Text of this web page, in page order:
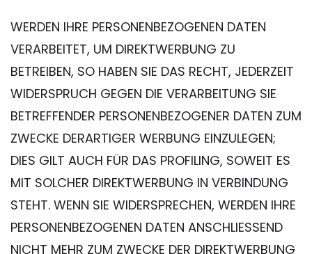
WERDEN IHRE PERSONENBEZOGENEN DATEN
VERARBEITET, UM DIREKTWERBUNG ZU
BETREIBEN, SO HABEN SIE DAS RECHT, JEDERZEIT
WIDERSPRUCH GEGEN DIE VERARBEITUNG SIE
BETREFFENDER PERSONENBEZOGENER DATEN ZUM
ZWECKE DERARTIGER WERBUNG EINZULEGEN;
DIES GILT AUCH FÜR DAS PROFILING, SOWEIT ES
MIT SOLCHER DIREKTWERBUNG IN VERBINDUNG
STEHT. WENN SIE WIDERSPRECHEN, WERDEN IHRE
PERSONENBEZOGENEN DATEN ANSCHLIESSEND
NICHT MEHR ZUM ZWECKE DER DIREKTWERBUNG